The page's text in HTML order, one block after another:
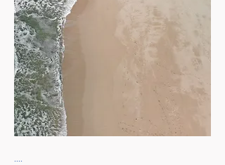
....